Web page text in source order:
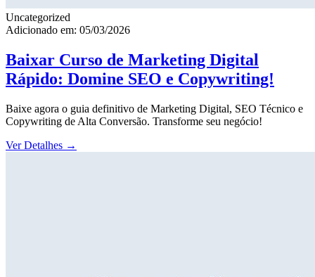
Uncategorized
Adicionado em: 05/03/2026
Baixar Curso de Marketing Digital
Rápido: Domine SEO e Copywriting!
Baixe agora o guia definitivo de Marketing Digital, SEO Técnico e
Copywriting de Alta Conversão. Transforme seu negócio!
Ver Detalhes →